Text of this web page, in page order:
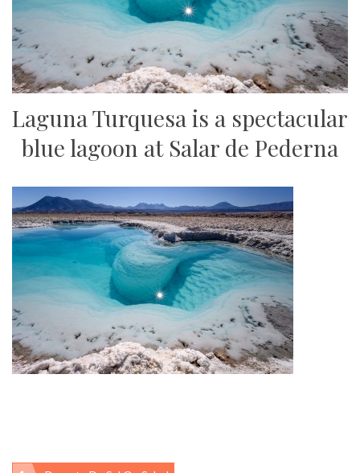
Laguna Turquesa is a spectacular
blue lagoon at Salar de Pederna